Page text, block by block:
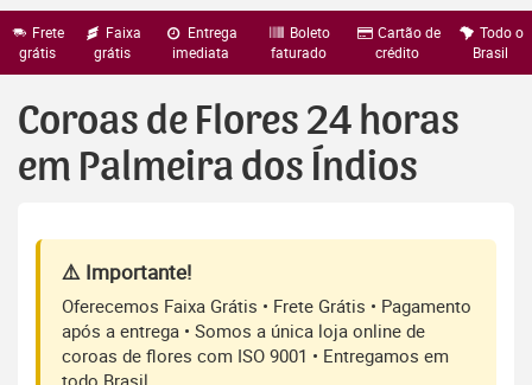
Frete
grátis
Faixa
grátis
Entrega
imediata
Boleto
faturado
Cartão de
crédito
Todo o
Brasil
Coroas de Flores 24 horas
em Palmeira dos Índios
⚠️ Importante!
Oferecemos Faixa Grátis • Frete Grátis • Pagamento
após a entrega • Somos a única loja online de
coroas de flores com ISO 9001 • Entregamos em